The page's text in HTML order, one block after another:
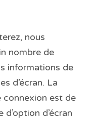
nous
nombre de
informations de
d’écran. La
connexion est de
d’écran